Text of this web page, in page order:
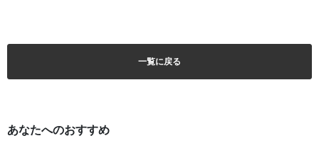
一覧に戻る
あなたへのおすすめ